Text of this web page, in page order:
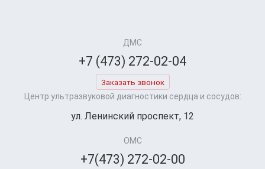
ДМС
+7 (473) 272-02-04
Заказать звонок
Центр ультразвуковой диагностики сердца и сосудов:
ул. Ленинский проспект, 12
ОМС
+7(473) 272-02-00